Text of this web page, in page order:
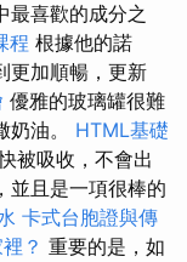
最喜歡的成分之
程 根據他的諾
更加順暢，更新
優雅的玻璃罐很難
奶油。 HTML基礎
被吸收，不會出
並且是一項很棒的
卡式台胞證與傳
？ 重要的是，如